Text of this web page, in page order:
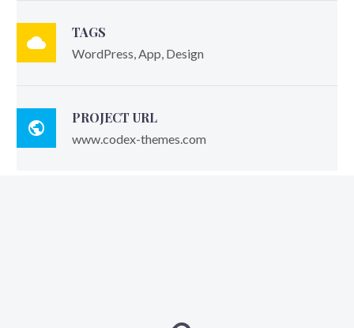

TAGS
WordPress, App, Design

PROJECT URL
www.codex-themes.com